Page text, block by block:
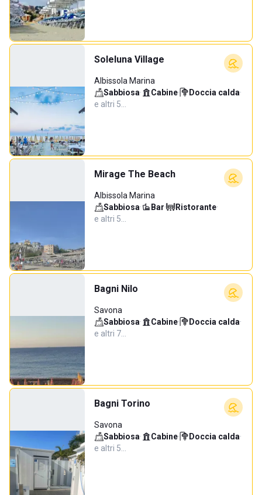
Soleluna Village
Albissola Marina
Sabbiosa· Cabine· Doccia calda·
e altri 5…
Mirage The Beach
Albissola Marina
Sabbiosa· Bar· Ristorante·
e altri 5…
Bagni Nilo
Savona
Sabbiosa· Cabine· Doccia calda·
e altri 7…
Bagni Torino
Savona
Sabbiosa· Cabine· Doccia calda·
e altri 5…